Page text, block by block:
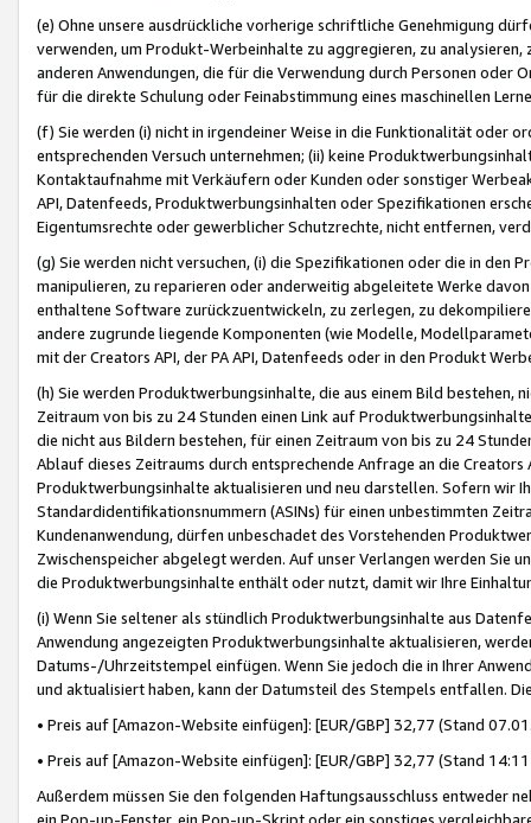
(e) Ohne unsere ausdrückliche vorherige schriftliche Genehmigung
verwenden, um Produkt-Werbeinhalte zu aggregieren, zu
anderen Anwendungen, die für die Verwendung durch Personen
für die direkte Schulung oder Feinabstimmung eines maschinellen
(f) Sie werden (i) nicht in irgendeiner Weise in die Funktionalität oder
entsprechenden Versuch unternehmen; (ii) keine
Kontaktaufnahme mit Verkäufern oder Kunden oder sonstiger
API, Datenfeeds, Produktwerbungsinhalten oder Spezifikationen
Eigentumsrechte oder gewerblicher Schutzrechte, nicht entfernen,
(g) Sie werden nicht versuchen, (i) die Spezifikationen oder die in
manipulieren, zu reparieren oder anderweitig abgeleitete Werke
enthaltene Software zurückzuentwickeln, zu zerlegen, zu
andere zugrunde liegende Komponenten (wie Modelle,
mit der Creators API, der PA API, Datenfeeds oder in den Produkt
(h) Sie werden Produktwerbungsinhalte, die aus einem Bild bestehen,
Zeitraum von bis zu 24 Stunden einen Link auf
die nicht aus Bildern bestehen, für einen Zeitraum von bis zu 24
Ablauf dieses Zeitraums durch entsprechende Anfrage an die
Produktwerbungsinhalte aktualisieren und neu darstellen. Sofern wir
Standardidentifikationsnummern (ASINs) für einen unbestimmten
Kundenanwendung, dürfen unbeschadet des Vorstehenden
Zwischenspeicher abgelegt werden. Auf unser Verlangen werden Sie
die Produktwerbungsinhalte enthält oder nutzt, damit wir Ihre
(i) Wenn Sie seltener als stündlich Produktwerbungsinhalte aus
Anwendung angezeigten Produktwerbungsinhalte aktualisieren,
Datums-/Uhrzeitstempel einfügen. Wenn Sie jedoch die in Ihrer
und aktualisiert haben, kann der Datumsteil des Stempels entfallen.
• Preis auf [Amazon-Website einfügen]: [EUR/GBP] 32,77 (Stand
• Preis auf [Amazon-Website einfügen]: [EUR/GBP] 32,77 (Stand
Außerdem müssen Sie den folgenden Haftungsausschluss entweder
ein Pop-up-Fenster, ein Pop-up-Skript oder ein sonstiges